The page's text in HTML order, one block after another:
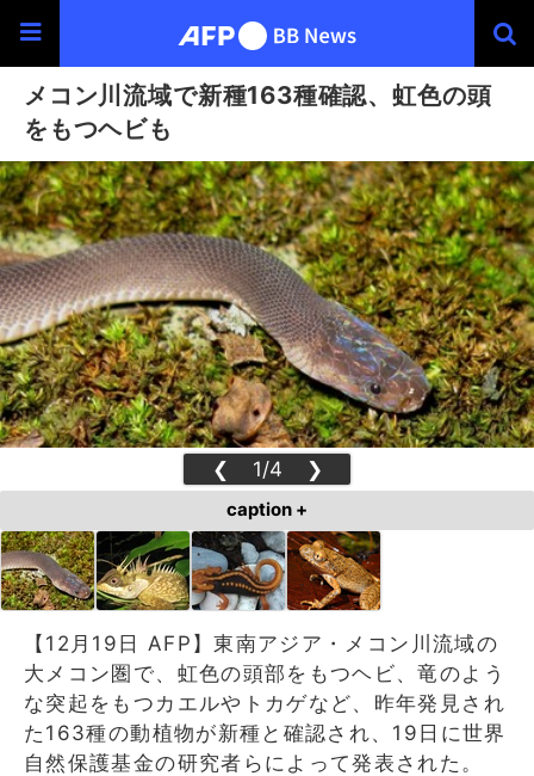
メコン川流域で新種163種確認、虹色の頭
をもつヘビも
❮ 1/4 ❯
caption +
【12月19日 AFP】東南アジア・メコン川流域の
大メコン圏で、虹色の頭部をもつヘビ、竜のよう
な突起をもつカエルやトカゲなど、昨年発見され
た163種の動植物が新種と確認され、19日に世界
自然保護基金の研究者らによって発表された。